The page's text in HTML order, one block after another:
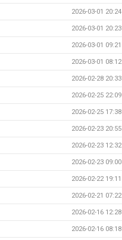
2026-03-01 20:24
2026-03-01 20:23
2026-03-01 09:21
2026-03-01 08:12
2026-02-28 20:33
2026-02-25 22:09
2026-02-25 17:38
2026-02-23 20:55
2026-02-23 12:32
2026-02-23 09:00
2026-02-22 19:11
2026-02-21 07:22
2026-02-16 12:28
2026-02-16 08:18